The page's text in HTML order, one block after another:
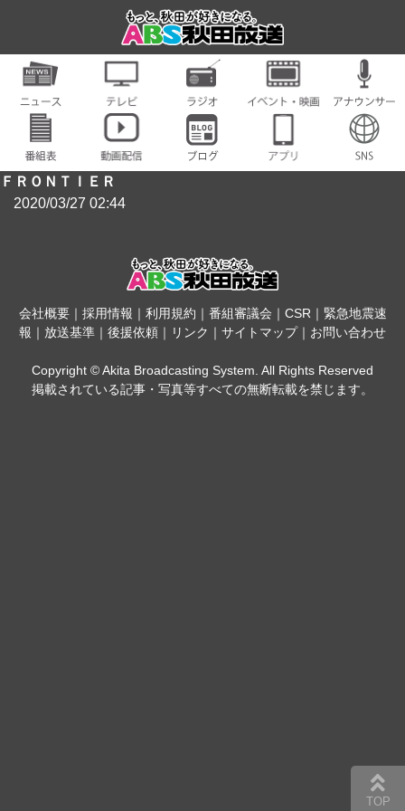
ＦＲＯＮＴＩＥＲ
2020/03/27 02:44
会社概要｜ 採用情報 ｜ 利用規約 ｜ 番組審議会 ｜ CSR｜ 緊急地震速
報 ｜ 放送基準 ｜ 後援依頼 ｜ リンク ｜ サイトマップ｜ お問い合わせ
Copyright © Akita Broadcasting System. All Rights Reserved
掲載されている記事・写真等すべての無断転載を禁じます。